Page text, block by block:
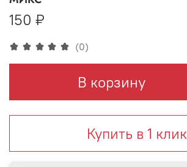
(0)
150 ₽
В корзину
Купить в 1 клик